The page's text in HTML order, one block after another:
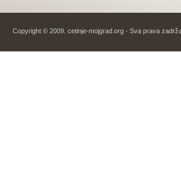
Copyright © 2009. cetinje-mojgrad.org - Sva prava